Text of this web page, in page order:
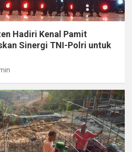
Hadiri Kenal Pamit
Sinergi TNI-Polri untuk